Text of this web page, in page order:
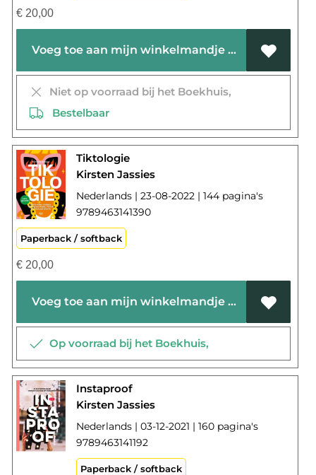
€20,00
Voeg toe aan mijn winkelmandje
Niet op voorraad bij het Boekhuis,
Bestelbaar
Tiktologie
Kirsten Jassies
Nederlands | 23-08-2022 | 144 pagina's
9789463141390
Paperback / softback
€20,00
Voeg toe aan mijn winkelmandje
Op voorraad bij het Boekhuis,
Instaproof
Kirsten Jassies
Nederlands | 03-12-2021 | 160 pagina's
9789463141192
Paperback / softback